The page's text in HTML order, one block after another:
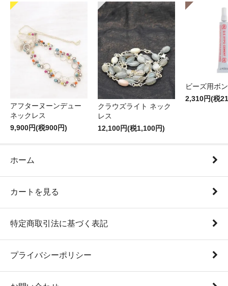
アフターヌーンデュー
ネックレス
9,900円(税900円)
クラウズライト ネック
レス
12,100円(税1,100円)
ビーズ用ボ
2,310円(税
ホーム
カートを見る
特定商取引法に基づく表記
プライバシーポリシー